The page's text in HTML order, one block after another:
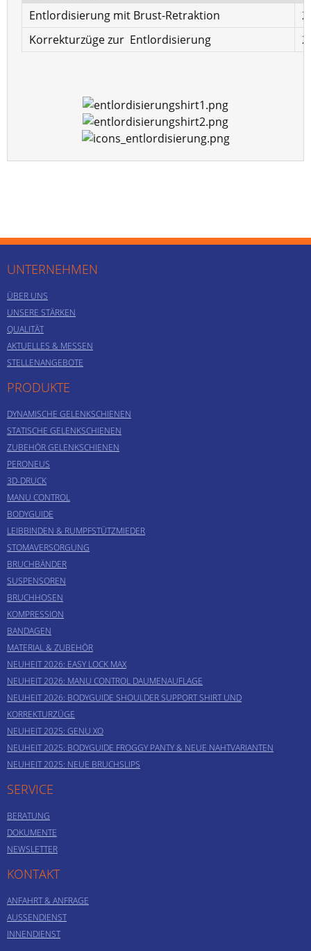
Entlordisierung mit Brust-Retraktion
Korrekturzüge zur Entlordisierung
UNTERNEHMEN
ÜBER UNS
UNSERE STÄRKEN
QUALITÄT
AKTUELLES & MESSEN
STELLENANGEBOTE
PRODUKTE
DYNAMISCHE GELENKSCHIENEN
STATISCHE GELENKSCHIENEN
ZUBEHÖR GELENKSCHIENEN
PERONEUS
3D-DRUCK
MANU CONTROL
BODYGUIDE
LEIBBINDEN & RUMPFSTÜTZMIEDER
STOMAVERSORGUNG
BRUCHBÄNDER
SUSPENSOREN
BRUCHHOSEN
KOMPRESSION
BANDAGEN
MATERIAL & ZUBEHÖR
NEUHEIT 2026: EASY LOCK MAX
NEUHEIT 2026: MANU CONTROL DAUMENAUFLAGE
NEUHEIT 2026: BODYGUIDE SHOULDER SUPPORT SHIRT UND
KORREKTURZÜGE
NEUHEIT 2025: GENU XO
NEUHEIT 2025: BODYGUIDE FROGGY PANTY & NEUE NAHTVARIANTEN
NEUHEIT 2025: NEUE BRUCHSLIPS
SERVICE
BERATUNG
DOKUMENTE
NEWSLETTER
KONTAKT
ANFAHRT & ANFRAGE
AUSSENDIENST
INNENDIENST